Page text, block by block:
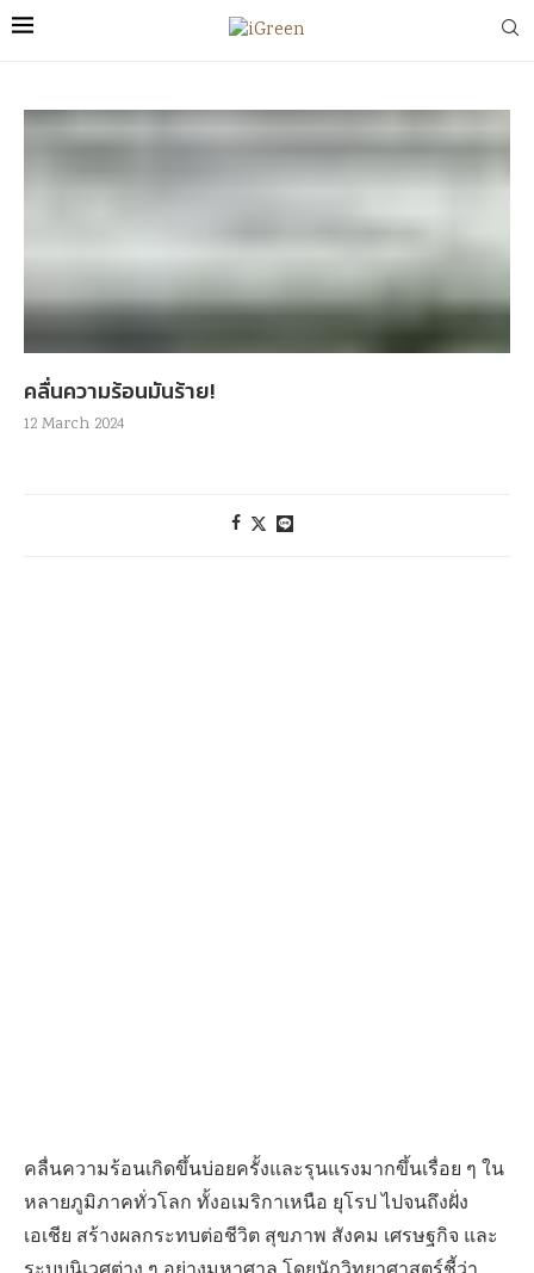
คลื่นความร้อนมันร้าย!
12 March 2024
คลื่นความร้อนเกิดขึ้นบ่อยครั้งและรุนแรงมากขึ้นเรื่อย ๆ ใน
หลายภูมิภาคทั่วโลก ทั้งอเมริกาเหนือ ยุโรป ไปจนถึงฝั่ง
เอเชีย สร้างผลกระทบต่อชีวิต สุขภาพ สังคม เศรษฐกิจ และ